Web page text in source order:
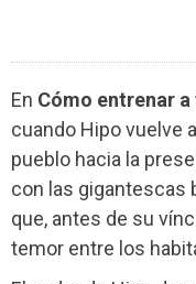
En Cómo entrenar
cuando Hipo vuelve
pueblo hacia la
con las gigantescas
que, antes de su
temor entre los